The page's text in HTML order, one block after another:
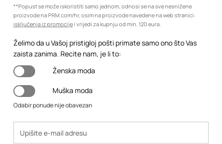
**Popust se može iskoristiti samo jednom, odnosi se na sve nesnižene
proizvode na PRM.com/hr, osim na proizvode navedene na web stranici:
isključenja iz promocijei vrijedi za kupnju od min. 120 eura.
Želimo da u Vašoj pristigloj pošti primate samo ono što Vas
zaista zanima. Recite nam, je li to:
Ženska moda
Muška moda
Odabir ponude nije obavezan